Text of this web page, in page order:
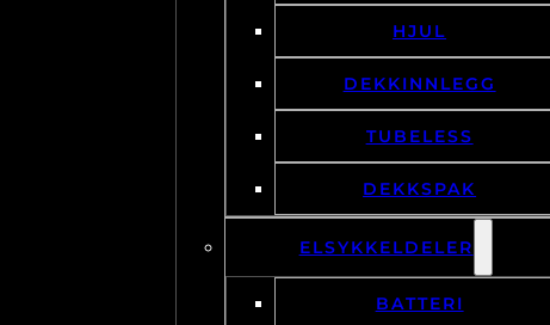
HJUL
DEKKINNLEGG
TUBELESS
DEKKSPAK
ELSYKKELDELER
BATTERI